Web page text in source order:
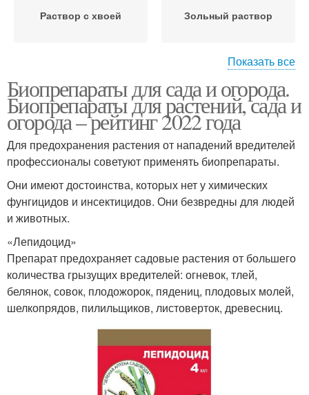
Раствор с хвоей Зольный раствор
Горчичный раствор
раствор
Показать все
Биопрепараты для сада и огорода.
Биопрепараты для растений, сада и
огорода – рейтинг 2022 года
Для предохранения растения от нападений вредителей
профессионалы советуют применять биопрепараты.
Они имеют достоинства, которых нет у химических
фунгицидов и инсектицидов. Они безвредны для людей
и животных.
«Лепидоцид»
Препарат предохраняет садовые растения от большего
количества грызущих вредителей: огневок, тлей,
белянок, совок, плодожорок, пядениц, плодовых молей,
шелкопрядов, пилильщиков, листоверток, древесниц.